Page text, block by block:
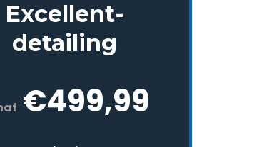
Excellent-
detailing
€499,99